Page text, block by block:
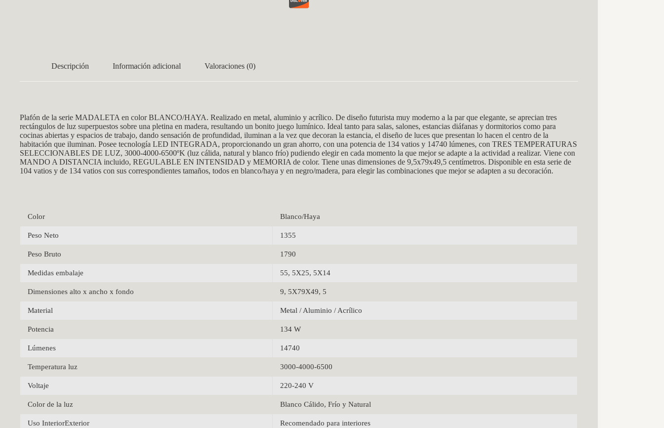
Descripción Información adicional Valoraciones (0)
Plafón de la serie MADALETA en color BLANCO/HAYA. Realizado en metal, aluminio y acrílico. De diseño futurista muy moderno a la par que elegante, se aprecian tres
rectángulos de luz superpuestos sobre una pletina en madera, resultando un bonito juego lumínico. Ideal tanto para salas, salones, estancias diáfanas y dormitorios como para
cocinas abiertas y espacios de trabajo, dando sensación de profundidad, iluminan a la vez que decoran la estancia, el diseño de luces que presentan lo hacen el centro de la
habitación que iluminan. Posee tecnología LED INTEGRADA, proporcionando un gran ahorro, con una potencia de 134 vatios y 14740 lúmenes, con TRES TEMPERATURAS
SELECCIONABLES DE LUZ, 3000-4000-6500ºK (luz cálida, natural y blanco frío) pudiendo elegir en cada momento la que mejor se adapte a la actividad a realizar. Viene con
MANDO A DISTANCIA incluido, REGULABLE EN INTENSIDAD y MEMORIA de color. Tiene unas dimensiones de 9,5x79x49,5 centímetros. Disponible en esta serie de
104 vatios y de 134 vatios con sus correspondientes tamaños, todos en blanco/haya y en negro/madera, para elegir las combinaciones que mejor se adapten a su decoración.
Color Blanco/Haya
Peso Neto 1355
Peso Bruto 1790
Medidas embalaje 55, 5X25, 5X14
Dimensiones alto x ancho x fondo 9, 5X79X49, 5
Material Metal / Aluminio / Acrílico
Potencia 134 W
Lúmenes 14740
Temperatura luz 3000-4000-6500
Voltaje 220-240 V
Color de la luz Blanco Cálido, Frío y Natural
Uso InteriorExterior Recomendado para interiores